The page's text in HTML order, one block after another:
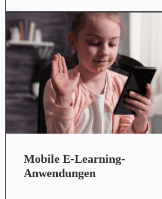
Mobile E-Learning-
Anwendungen